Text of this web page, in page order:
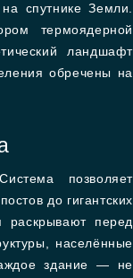
спутнике Земли.
термоядерной
ландшафт
обречены на
позволяет
до гигантских
раскрывают перед
населённые
здание — не